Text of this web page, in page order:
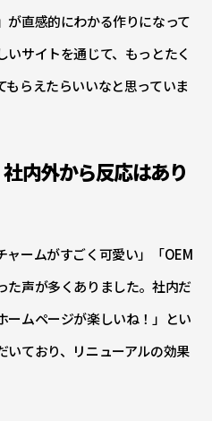
が直感的にわかる作りになって
サイトを通じて、もっとたく
らえたらいいなと思っていま
内外から反応はあり
ームがすごく可愛い」「OEM
た声が多くありました。社内だ
ームページが楽しいね！」とい
いており、リニューアルの効果